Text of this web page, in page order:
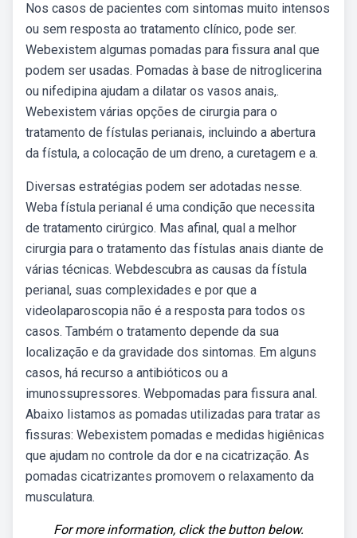
Nos casos de pacientes com sintomas muito intensos
ou sem resposta ao tratamento clínico, pode ser.
Webexistem algumas pomadas para fissura anal que
podem ser usadas. Pomadas à base de nitroglicerina
ou nifedipina ajudam a dilatar os vasos anais,.
Webexistem várias opções de cirurgia para o
tratamento de fístulas perianais, incluindo a abertura
da fístula, a colocação de um dreno, a curetagem e a.
Diversas estratégias podem ser adotadas nesse.
Weba fístula perianal é uma condição que necessita
de tratamento cirúrgico. Mas afinal, qual a melhor
cirurgia para o tratamento das fístulas anais diante de
várias técnicas. Webdescubra as causas da fístula
perianal, suas complexidades e por que a
videolaparoscopia não é a resposta para todos os
casos. Também o tratamento depende da sua
localização e da gravidade dos sintomas. Em alguns
casos, há recurso a antibióticos ou a
imunossupressores. Webpomadas para fissura anal.
Abaixo listamos as pomadas utilizadas para tratar as
fissuras: Webexistem pomadas e medidas higiênicas
que ajudam no controle da dor e na cicatrização. As
pomadas cicatrizantes promovem o relaxamento da
musculatura.
For more information, click the button below.